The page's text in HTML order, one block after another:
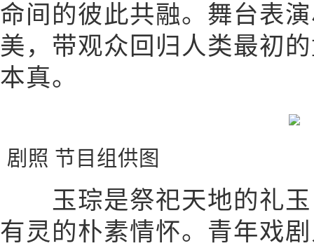
命间的彼此共融。舞台表
美，带观众回归人类最初
本真。
剧照 节目组供图
玉琮是祭祀天地的礼玉
有灵的朴素情怀。青年戏